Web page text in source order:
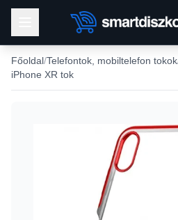
Főoldal Telefontok, mobiltelefon tokok
iPhone XR tok